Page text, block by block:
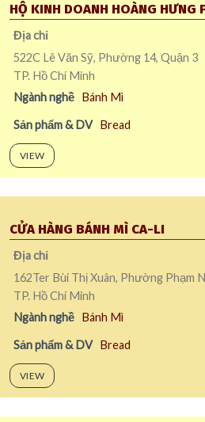
HỘ KINH DOANH HOÀNG HƯNG
Địa chỉ
522C Lê Văn Sỹ, Phường 14, Quận 3
TP. Hồ Chí Minh
Ngành nghề Bánh Mì
Sản phẩm & DV Bread
VIEW
CỬA HÀNG BÁNH MÌ CA-LI
Địa chỉ
162Ter Bùi Thị Xuân, Phường Phạm
TP. Hồ Chí Minh
Ngành nghề Bánh Mì
Sản phẩm & DV Bread
VIEW